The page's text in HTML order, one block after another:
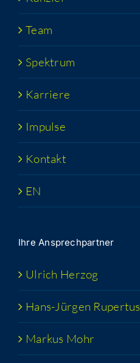
Team
Spek­trum
Kar­rie­re
Impul­se
Kon­takt
EN
Ihre Ansprech­part­ner
Ulrich Her­zog
Hans-Jür­­gen Rupertus
Mar­kus Mohr